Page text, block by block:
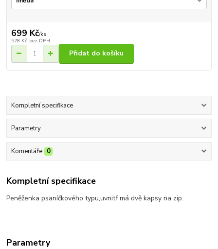
699 Kč/ks
578 Kč bez DPH
Přidat do košíku
Kompletní specifikace
Parametry
Komentáře 0
Kompletní specifikace
Peněženka psaníčkového typu,uvnitř má dvě kapsy na zip.
Parametry